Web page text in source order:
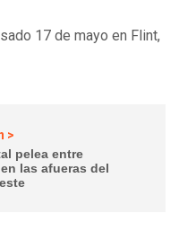
17 de mayo en Flint,
>
pelea entre
las afueras del